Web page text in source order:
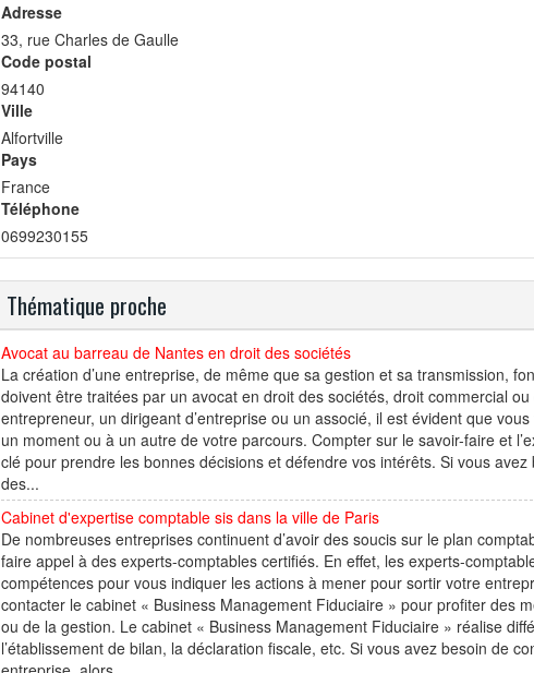
Adresse
33, rue Charles de Gaulle
Code postal
94140
Ville
Alfortville
Pays
France
Téléphone
0699230155
Thématique proche
Avocat au barreau de Nantes en droit des sociétés
La création d’une entreprise, de même que sa gestion et sa transmission,
doivent être traitées par un avocat en droit des sociétés, droit commercial
entrepreneur, un dirigeant d’entreprise ou un associé, il est évident que
un moment ou à un autre de votre parcours. Compter sur le savoir-faire et
clé pour prendre les bonnes décisions et défendre vos intérêts. Si vous
des...
Cabinet d'expertise comptable sis dans la ville de Paris
De nombreuses entreprises continuent d’avoir des soucis sur le plan
faire appel à des experts-comptables certifiés. En effet, les experts-
compétences pour vous indiquer les actions à mener pour sortir votre
contacter le cabinet « Business Management Fiduciaire » pour profiter des
ou de la gestion. Le cabinet « Business Management Fiduciaire » réalise
l’établissement de bilan, la déclaration fiscale, etc. Si vous avez besoin de